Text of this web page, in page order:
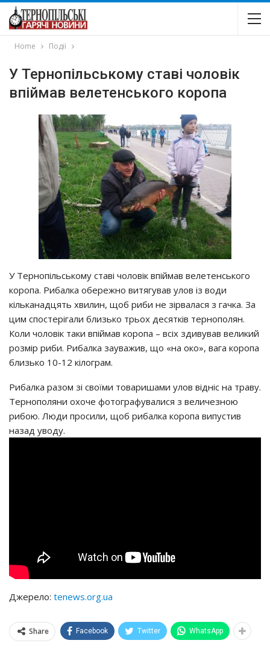
Home Події
У Тернопільському ставі чоловік
впіймав велетенського коропа
У Тернопільському ставі чоловік впіймав велетенського
коропа. Рибалка обережно витягував улов із води
кільканадцять хвилин, щоб риби не зірвалася з гачка. За
цим спостерігали близько трьох десятків тернополян.
Коли чоловік таки впіймав коропа – всіх здивував великий
розмір риби. Рибалка зауважив, що «на око», вага коропа
близько 10-12 кілограм.
Рибалка разом зі своїми товаришами улов відніс на траву.
Тернополяни охоче фотографувалися з величезною
рибою. Люди просили, щоб рибалка коропа випустив
назад уводу.
Джерело: tenews.org.ua
Share Facebook Twitter WhatsApp